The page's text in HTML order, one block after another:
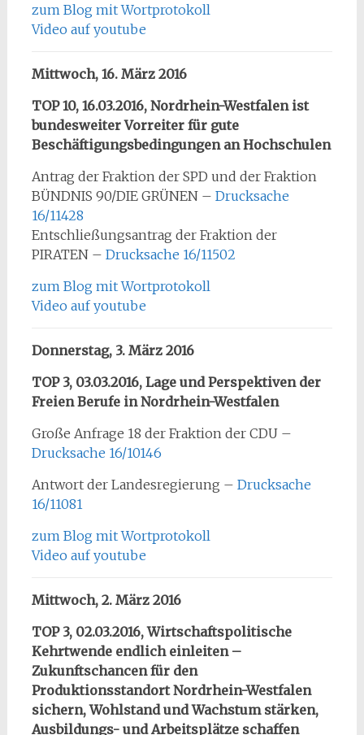
zum Blog mit Wortprotokoll
Video auf youtube
Mittwoch, 16. März 2016
TOP 10, 16.03.2016, Nordrhein-Westfalen ist
bundesweiter Vorreiter für gute
Beschäftigungsbedingungen an Hochschulen
Antrag der Fraktion der SPD und der Fraktion
BÜNDNIS 90/DIE GRÜNEN – Drucksache
16/11428
Entschließungsantrag der Fraktion der
PIRATEN – Drucksache 16/11502
zum Blog mit Wortprotokoll
Video auf youtube
Donnerstag, 3. März 2016
TOP 3, 03.03.2016, Lage und Perspektiven der
Freien Berufe in Nordrhein-Westfalen
Große Anfrage 18 der Fraktion der CDU –
Drucksache 16/10146
Antwort der Landesregierung – Drucksache
16/11081
zum Blog mit Wortprotokoll
Video auf youtube
Mittwoch, 2. März 2016
TOP 3, 02.03.2016, Wirtschaftspolitische
Kehrtwende endlich einleiten –
Zukunftschancen für den
Produktionsstandort Nordrhein-Westfalen
sichern, Wohlstand und Wachstum stärken,
Ausbildungs- und Arbeitsplätze schaffen